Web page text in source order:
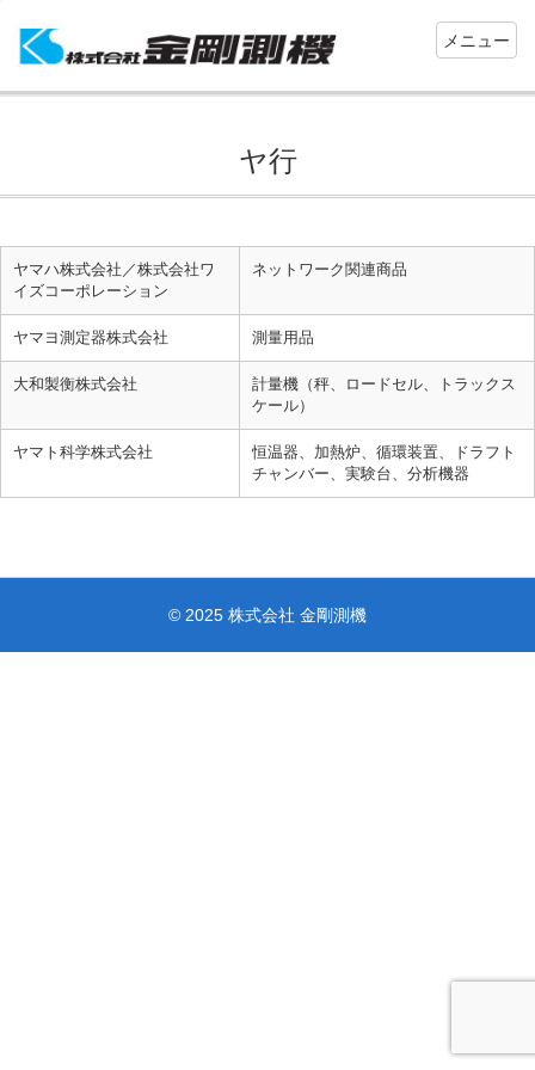
Toggle
メニュー
ヤ行
ヤマハ株式会社／株式会社ワ
イズコーポレーション
ネットワーク関連商品
ヤマヨ測定器株式会社 測量用品
大和製衡株式会社
計量機（秤、ロードセル、トラックス
ケール）
ヤマト科学株式会社
恒温器、加熱炉、循環装置、ドラフト
チャンバー、実験台、分析機器
© 2025 株式会社 金剛測機